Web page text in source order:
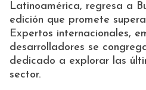
Latinoamérica, regresa a
edición que promete
Expertos internacionales,
desarrolladores se
dedicado a explorar las
sector.